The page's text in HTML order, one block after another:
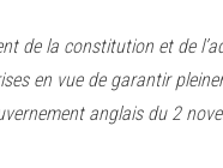
de la constitution et de
en vue de garantir
anglais du 2